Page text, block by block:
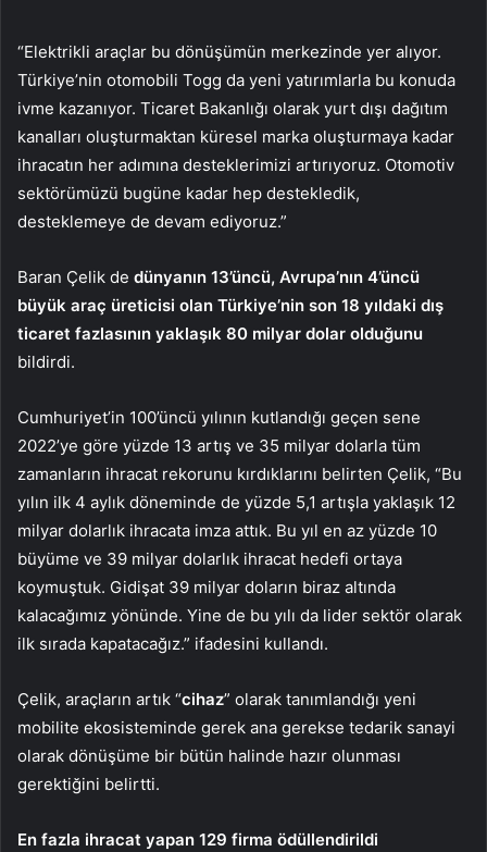
“Elektrikli araçlar bu dönüşümün merkezinde yer alıyor.
Türkiye’nin otomobili Togg da yeni yatırımlarla bu konuda
ivme kazanıyor. Ticaret Bakanlığı olarak yurt dışı dağıtım
kanalları oluşturmaktan küresel marka oluşturmaya kadar
ihracatın her adımına desteklerimizi artırıyoruz. Otomotiv
sektörümüzü bugüne kadar hep destekledik,
desteklemeye de devam ediyoruz.”
Baran Çelik de dünyanın 13’üncü, Avrupa’nın 4’üncü
büyük araç üreticisi olan Türkiye’nin son 18 yıldaki dış
ticaret fazlasının yaklaşık 80 milyar dolar olduğunu
bildirdi.
Cumhuriyet’in 100’üncü yılının kutlandığı geçen sene
2022’ye göre yüzde 13 artış ve 35 milyar dolarla tüm
zamanların ihracat rekorunu kırdıklarını belirten Çelik, “Bu
yılın ilk 4 aylık döneminde de yüzde 5,1 artışla yaklaşık 12
milyar dolarlık ihracata imza attık. Bu yıl en az yüzde 10
büyüme ve 39 milyar dolarlık ihracat hedefi ortaya
koymuştuk. Gidişat 39 milyar doların biraz altında
kalacağımız yönünde. Yine de bu yılı da lider sektör olarak
ilk sırada kapatacağız.” ifadesini kullandı.
Çelik, araçların artık “cihaz” olarak tanımlandığı yeni
mobilite ekosisteminde gerek ana gerekse tedarik sanayi
olarak dönüşüme bir bütün halinde hazır olunması
gerektiğini belirtti.
En fazla ihracat yapan 129 firma ödüllendirildi